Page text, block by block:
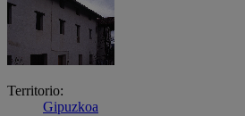
Territorio:
Gipuzkoa